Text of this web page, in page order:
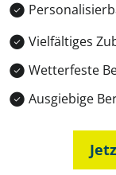
Vielfältiges
Wetterfeste
Ausgiebige